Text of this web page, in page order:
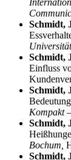
Schmidt,
Schmidt,
Einfluss
Schmidt,
Kompakt
Schmidt,
Bochum,
Schmidt,